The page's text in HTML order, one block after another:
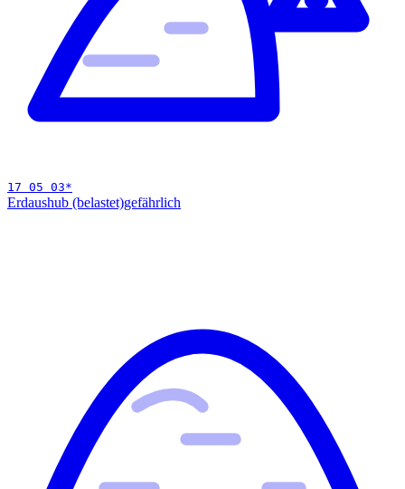
17 05 03*
Erdaushub (belastet)gefährlich